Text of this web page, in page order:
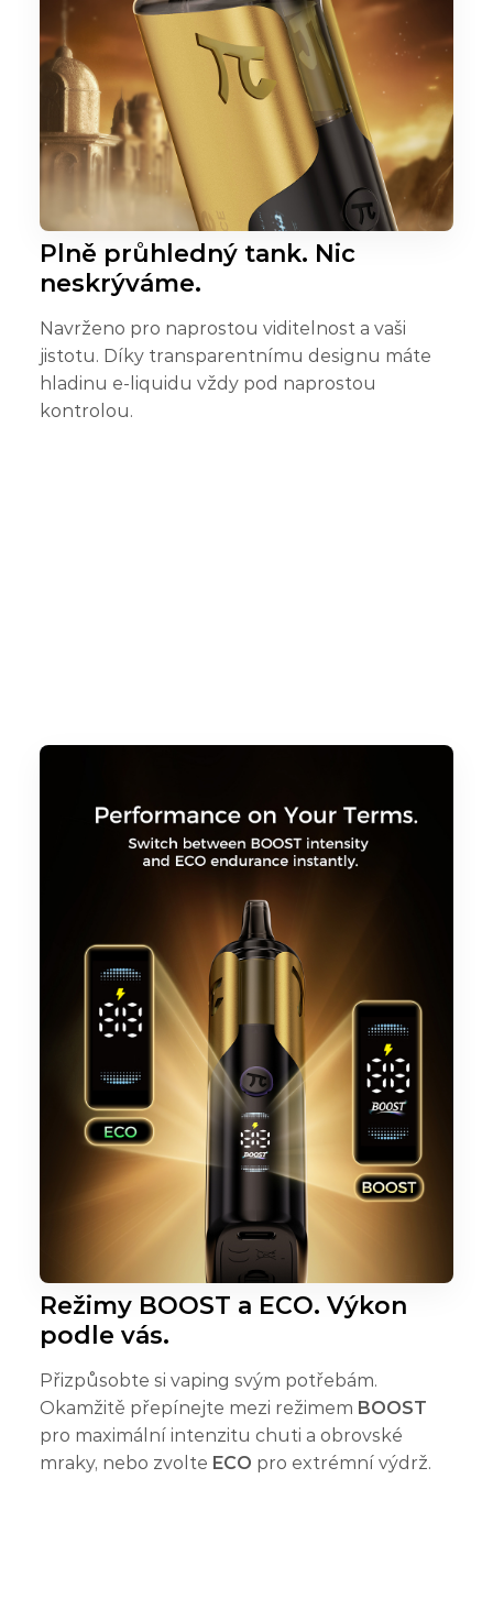
Plně průhledný tank. Nic
neskrýváme.
Navrženo pro naprostou viditelnost a vaši
jistotu. Díky transparentnímu designu máte
hladinu e-liquidu vždy pod naprostou
kontrolou.
Režimy BOOST a ECO. Výkon
podle vás.
Přizpůsobte si vaping svým potřebám.
Okamžitě přepínejte mezi režimem BOOST
pro maximální intenzitu chuti a obrovské
mraky, nebo zvolte ECO pro extrémní výdrž.